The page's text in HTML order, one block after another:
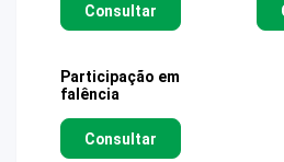
Consultar
Participação em
falência
Consultar